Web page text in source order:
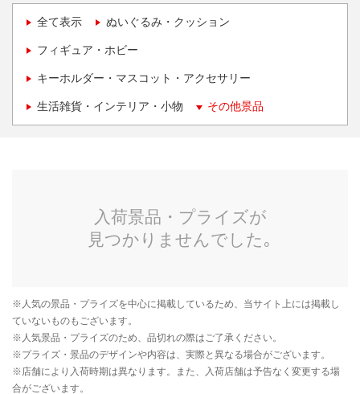
全て表示 ぬいぐるみ・クッション
フィギュア・ホビー
キーホルダー・マスコット・アクセサリー
生活雑貨・インテリア・小物 その他景品